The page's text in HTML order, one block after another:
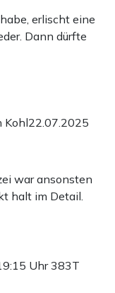
erlischt eine
Dann dürfte
Kohl22.07.2025
war ansonsten
halt im Detail.
Uhr383T